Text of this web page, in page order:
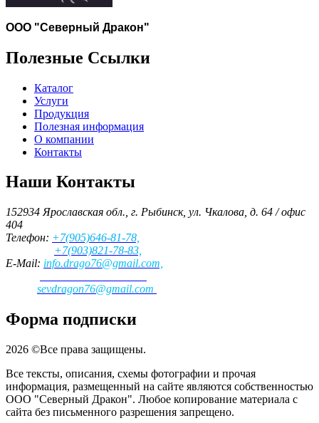
ООО "Северный Дракон"
Полезные Ссылки
Каталог
Услуги
Продукция
Полезная информация
О компании
Контакты
Наши Контакты
152934 Ярославская обл., г. Рыбинск, ул. Чкалова, д. 64 / офис
404
Телефон: +7(905)646-81-78,
+7(903)821-78-83,
E-Mail: info.drago76@gmail.com,
sevdragon76@gmail.com
Форма подписки
2026 ©Все права защищены.
Все тексты, описания, схемы фотографии и прочая
информация, размещенный на сайте являются собственностью
ООО "Северный Дракон". Любое копирование материала с
сайта без письменного разрешения запрещено.